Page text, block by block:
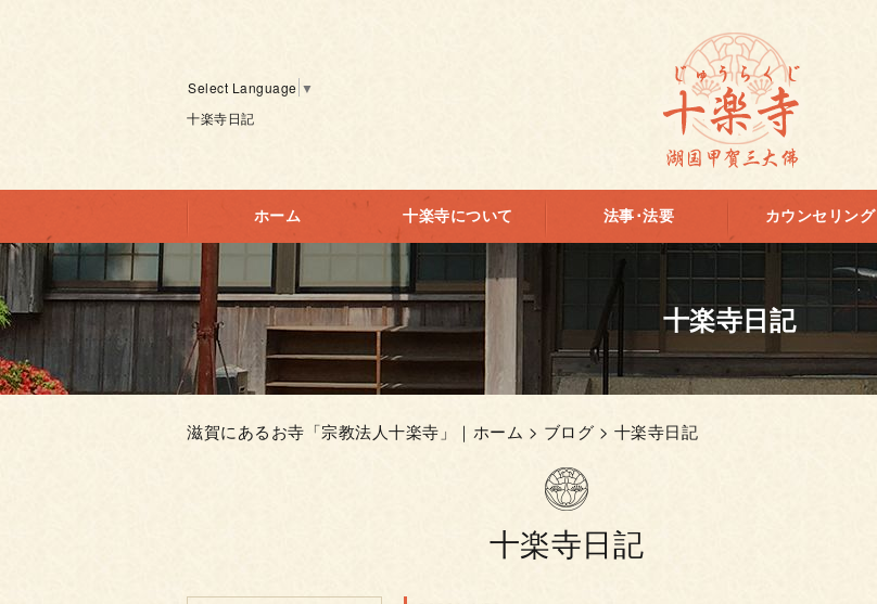
Select Language ▼
十楽寺日記
ホーム 十楽寺について 法事･法要 カウンセリング
十楽寺日記
滋賀にあるお寺「宗教法人十楽寺」｜ホーム > ブログ > 十楽寺日記
十楽寺日記